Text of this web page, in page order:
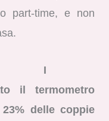
part-time, e non
I
il termometro
delle coppie